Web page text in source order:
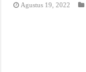
Agustus 19, 2022